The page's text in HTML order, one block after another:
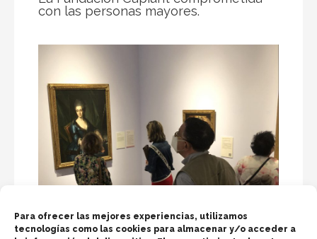
Para ofrecer las mejores experiencias, utilizamos
tecnologías como las cookies para almacenar y/o acceder a
con las personas mayores.